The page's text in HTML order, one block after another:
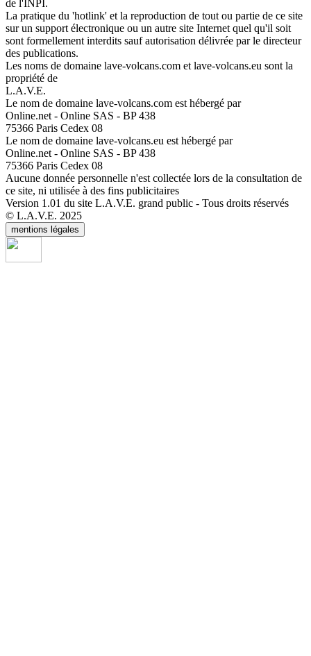
de l'INPI.
La pratique du 'hotlink' et la reproduction de tout ou partie de ce site
sur un support électronique ou un autre site Internet quel qu'il soit
sont formellement interdits sauf autorisation délivrée par le directeur
des publications.
Les noms de domaine lave-volcans.com et lave-volcans.eu sont la
propriété de
L.A.V.E.
Le nom de domaine lave-volcans.com est hébergé par
Online.net - Online SAS - BP 438
75366 Paris Cedex 08
Le nom de domaine lave-volcans.eu est hébergé par
Online.net - Online SAS - BP 438
75366 Paris Cedex 08
Aucune donnée personnelle n'est collectée lors de la consultation de
ce site, ni utilisée à des fins publicitaires
Version 1.01 du site L.A.V.E. grand public - Tous droits réservés
© L.A.V.E. 2025
mentions légales